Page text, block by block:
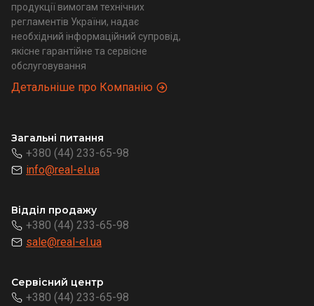
продукції вимогам технічних
регламентів України, надає
необхідний інформаційний супровід,
якісне гарантійне та сервісне
обслуговування
Детальніше про Компанію
Загальні питання
+380 (44) 233-65-98
info@real-el.ua
Відділ продажу
+380 (44) 233-65-98
sale@real-el.ua
Сервісний центр
+380 (44) 233-65-98